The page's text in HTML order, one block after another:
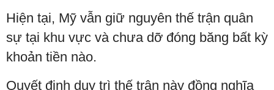
Hiện tại, Mỹ vẫn giữ nguyên thế trận quân
sự tại khu vực và chưa dỡ đóng băng bất kỳ
khoản tiền nào.
Quyết định duy trì thế trận này đồng nghĩa